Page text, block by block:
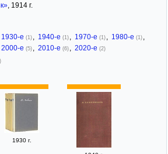
, 1914 г.
1930-е (1) 1940-е (1) 1970-е (1) 1980-е (1)
2000-е (5) 2010-е (6) 2020-е (2)
1930 г.